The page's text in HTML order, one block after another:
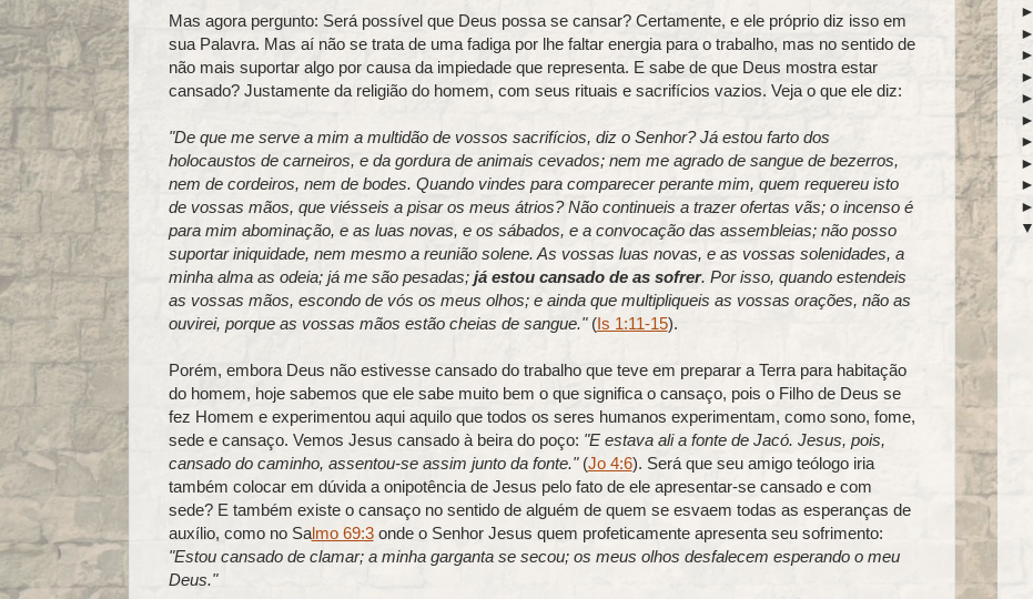
Mas agora pergunto: Será possível que Deus possa se cansar? Certamente, e ele próprio diz isso em
sua Palavra. Mas aí não se trata de uma fadiga por lhe faltar energia para o trabalho, mas no sentido de
não mais suportar algo por causa da impiedade que representa. E sabe de que Deus mostra estar
cansado? Justamente da religião do homem, com seus rituais e sacrifícios vazios. Veja o que ele diz:
"De que me serve a mim a multidão de vossos sacrifícios, diz o Senhor? Já estou farto dos
holocaustos de carneiros, e da gordura de animais cevados; nem me agrado de sangue de bezerros,
nem de cordeiros, nem de bodes. Quando vindes para comparecer perante mim, quem requereu isto
de vossas mãos, que viésseis a pisar os meus átrios? Não continueis a trazer ofertas vãs; o incenso é
para mim abominação, e as luas novas, e os sábados, e a convocação das assembleias; não posso
suportar iniquidade, nem mesmo a reunião solene. As vossas luas novas, e as vossas solenidades, a
minha alma as odeia; já me são pesadas; já estou cansado de as sofrer. Por isso, quando estendeis
as vossas mãos, escondo de vós os meus olhos; e ainda que multipliqueis as vossas orações, não as
ouvirei, porque as vossas mãos estão cheias de sangue."(Is 1:11-15).
Porém, embora Deus não estivesse cansado do trabalho que teve em preparar a Terra para habitação
do homem, hoje sabemos que ele sabe muito bem o que significa o cansaço, pois o Filho de Deus se
fez Homem e experimentou aqui aquilo que todos os seres humanos experimentam, como sono, fome,
sede e cansaço. Vemos Jesus cansado à beira do poço: "E estava ali a fonte de Jacó. Jesus, pois,
cansado do caminho, assentou-se assim junto da fonte."(Jo 4:6). Será que seu amigo teólogo iria
também colocar em dúvida a onipotência de Jesus pelo fato de ele apresentar-se cansado e com
sede? E também existe o cansaço no sentido de alguém de quem se esvaem todas as esperanças de
auxílio, como no Salmo 69:3onde o Senhor Jesus quem profeticamente apresenta seu sofrimento:
"Estou cansado de clamar; a minha garganta se secou; os meus olhos desfalecem esperando o meu
Deus."